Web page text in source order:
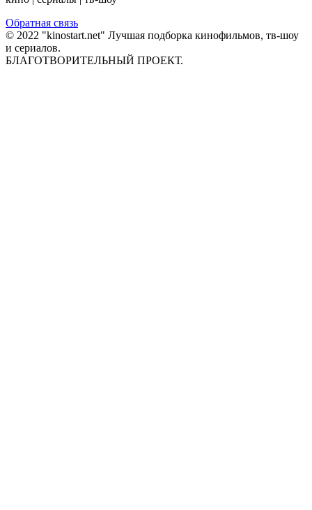
Обратная связь
© 2022 "kinostart.net" Лучшая подборка кинофильмов, тв-шоу
и сериалов.
БЛАГОТВОРИТЕЛЬНЫЙ ПРОЕКТ.